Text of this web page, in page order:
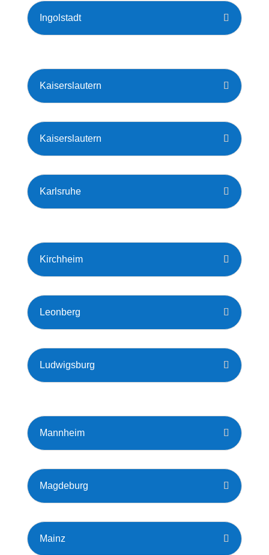
Ingolstadt
Kaiserslautern
Kaiserslautern
Karlsruhe
Kirchheim
Leonberg
Ludwigsburg
Mannheim
Magdeburg
Mainz